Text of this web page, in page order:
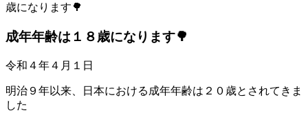
歳になります🌳
成年年齢は１８歳になります🌳
令和４年４月１日
明治９年以来、日本における成年年齢は２０歳とされてきま
した